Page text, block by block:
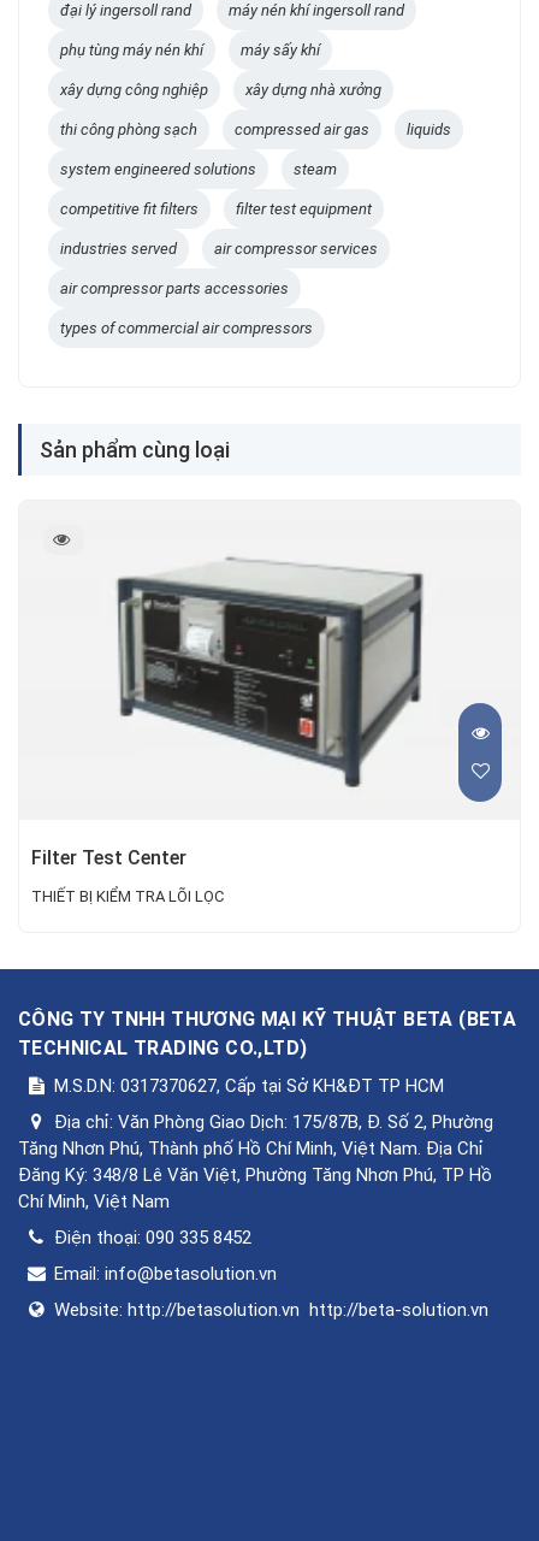
đại lý ingersoll rand máy nén khí ingersoll rand
phụ tùng máy nén khí máy sấy khí
xây dựng công nghiệp xây dựng nhà xưởng
thi công phòng sạch compressed air gas liquids
system engineered solutions steam
competitive fit filters filter test equipment
industries served air compressor services
air compressor parts accessories
types of commercial air compressors
Sản phẩm cùng loại
Filter Test Center
THIẾT BỊ KIỂM TRA LÕI LỌC
CÔNG TY TNHH THƯƠNG MẠI KỸ THUẬT BETA (BETA
TECHNICAL TRADING CO.,LTD)
M.S.D.N: 0317370627, Cấp tại Sở KH&ĐT TP HCM
Địa chỉ: Văn Phòng Giao Dịch: 175/87B, Đ. Số 2, Phường
Tăng Nhơn Phú, Thành phố Hồ Chí Minh, Việt Nam. Địa Chỉ
Đăng Ký: 348/8 Lê Văn Việt, Phường Tăng Nhơn Phú, TP Hồ
Chí Minh, Việt Nam
Điện thoại: 090 335 8452
Email: info@betasolution.vn
Website: http://betasolution.vn http://beta-solution.vn